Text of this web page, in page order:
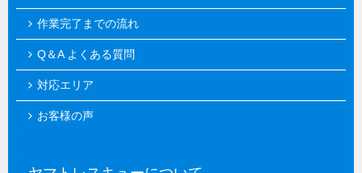
作業完了までの流れ
Q＆A よくある質問
対応エリア
お客様の声